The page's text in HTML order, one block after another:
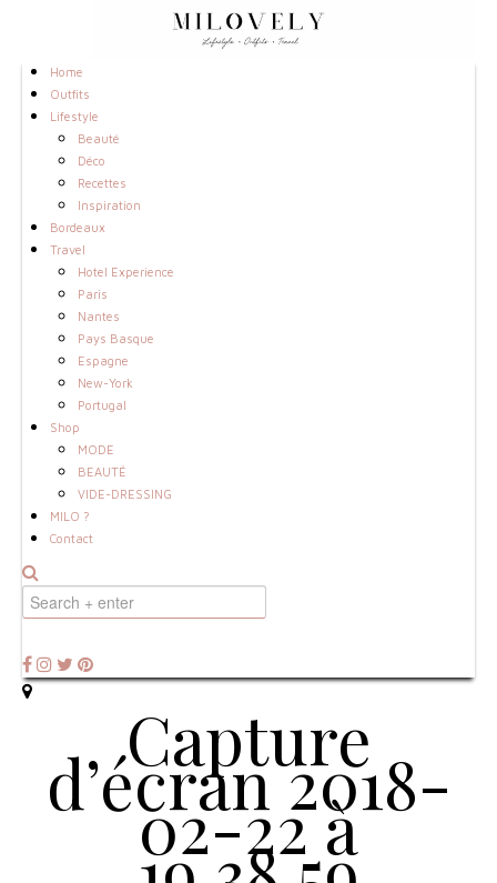
Home
Outfits
Lifestyle
Beauté
Déco
Recettes
Inspiration
Bordeaux
Travel
Hotel Experience
Paris
Nantes
Pays Basque
Espagne
New-York
Portugal
Shop
MODE
BEAUTÉ
VIDE-DRESSING
MILO ?
Contact
Capture
d’écran 2018-
02-22 à